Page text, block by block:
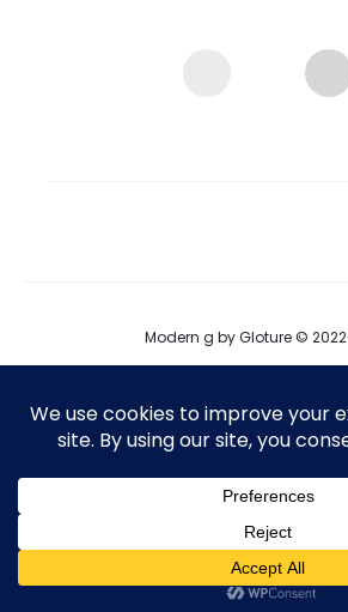
Modern g by Gloture ©
運営会社
プロダクト掲載
T
i
F
c